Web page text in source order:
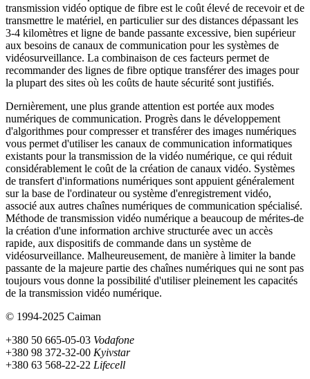
transmission vidéo optique de fibre est le coût élevé de recevoir et de
transmettre le matériel, en particulier sur des distances dépassant les
3-4 kilomètres et ligne de bande passante excessive, bien supérieur
aux besoins de canaux de communication pour les systèmes de
vidéosurveillance. La combinaison de ces facteurs permet de
recommander des lignes de fibre optique transférer des images pour
la plupart des sites où les coûts de haute sécurité sont justifiés.
Dernièrement, une plus grande attention est portée aux modes
numériques de communication. Progrès dans le développement
d'algorithmes pour compresser et transférer des images numériques
vous permet d'utiliser les canaux de communication informatiques
existants pour la transmission de la vidéo numérique, ce qui réduit
considérablement le coût de la création de canaux vidéo. Systèmes
de transfert d'informations numériques sont appuient généralement
sur la base de l'ordinateur ou système d'enregistrement vidéo,
associé aux autres chaînes numériques de communication spécialisé.
Méthode de transmission vidéo numérique a beaucoup de mérites-de
la création d'une information archive structurée avec un accès
rapide, aux dispositifs de commande dans un système de
vidéosurveillance. Malheureusement, de manière à limiter la bande
passante de la majeure partie des chaînes numériques qui ne sont pas
toujours vous donne la possibilité d'utiliser pleinement les capacités
de la transmission vidéo numérique.
© 1994-2025 Caiman
+380 50 665-05-03 Vodafone
+380 98 372-32-00 Kyivstar
+380 63 568-22-22 Lifecell